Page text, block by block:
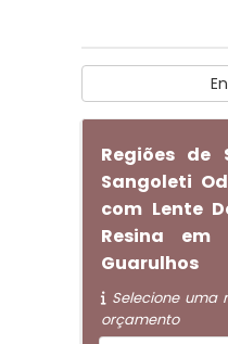
Regiões de
Sangoleti
com Lente
Resina em
Guarulhos
Selecione uma
orçamento